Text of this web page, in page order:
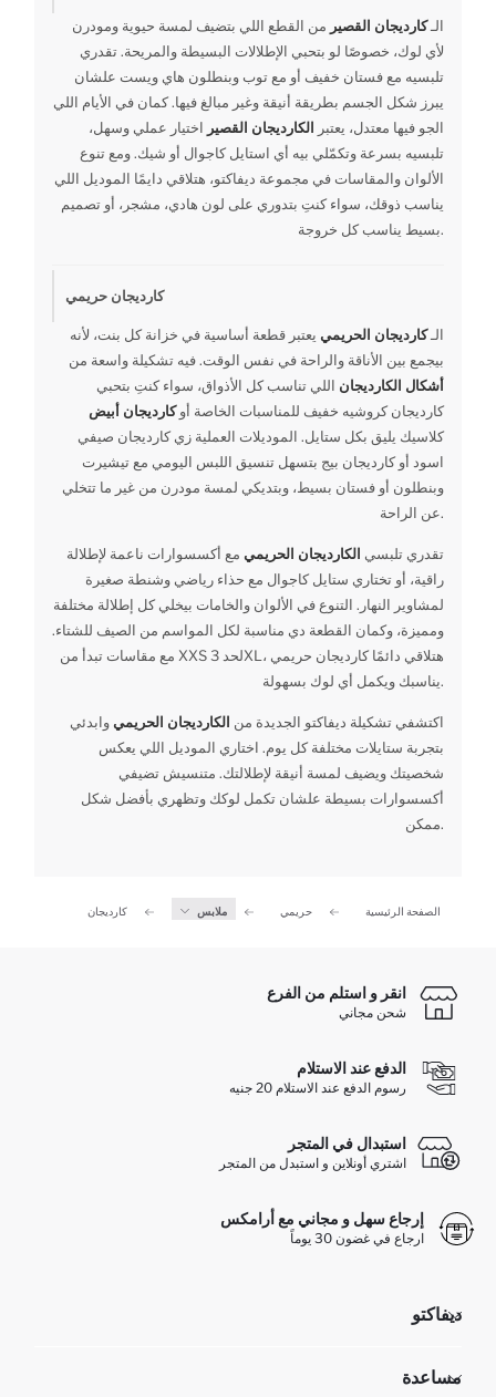
الـكارديجان القصير من القطع اللي بتضيف لمسة حيوية ومودرن
لأي لوك، خصوصًا لو بتحبي الإطلالات البسيطة والمريحة. تقدري
تلبسيه مع فستان خفيف أو مع توب وبنطلون هاي ويست علشان
يبرز شكل الجسم بطريقة أنيقة وغير مبالغ فيها. كمان في الأيام اللي
الجو فيها معتدل، يعتبر الكارديجان القصير اختيار عملي وسهل،
تلبسيه بسرعة وتكمّلي بيه أي استايل كاجوال أو شيك. ومع تنوع
الألوان والمقاسات في مجموعة ديفاكتو، هتلاقي دايمًا الموديل اللي
يناسب ذوقك، سواء كنتِ بتدوري على لون هادي، مشجر، أو تصميم
بسيط يناسب كل خروجة.
كارديجان حريمي
الـكارديجان الحريمي يعتبر قطعة أساسية في خزانة كل بنت، لأنه
بيجمع بين الأناقة والراحة في نفس الوقت. فيه تشكيلة واسعة من
أشكال الكارديجان اللي تناسب كل الأذواق، سواء كنتِ بتحبي
كارديجان كروشيه خفيف للمناسبات الخاصة أوكارديجان أبيض
كلاسيك يليق بكل ستايل. الموديلات العملية زي كارديجان صيفي
اسود أو كارديجان بيج بتسهل تنسيق اللبس اليومي مع تيشيرت
وبنطلون أو فستان بسيط، وبتديكي لمسة مودرن من غير ما تتخلي
عن الراحة.
تقدري تلبسي الكارديجان الحريمي مع أكسسوارات ناعمة لإطلالة
راقية، أو تختاري ستايل كاجوال مع حذاء رياضي وشنطة صغيرة
لمشاوير النهار. التنوع في الألوان والخامات بيخلي كل إطلالة مختلفة
ومميزة، وكمان القطعة دي مناسبة لكل المواسم من الصيف للشتاء.
مع مقاسات تبدأ من XXS لحد 3XL، هتلاقي دائمًا كارديجان حريمي
يناسبك ويكمل أي لوك بسهولة.
اكتشفي تشكيلة ديفاكتو الجديدة من الكارديجان الحريميوابدئي
بتجربة ستايلات مختلفة كل يوم. اختاري الموديل اللي يعكس
شخصيتك ويضيف لمسة أنيقة لإطلالتك. متنسيش تضيفي
أكسسوارات بسيطة علشان تكمل لوكك وتظهري بأفضل شكل
ممكن.
الصفحة الرئيسية حريمي ملابس كارديجان
انقر و استلم من الفرع
شحن مجاني
الدفع عند الاستلام
رسوم الدفع عند الاستلام 20 جنيه
استبدال في المتجر
اشتري أونلاين و استبدل من المتجر
إرجاع سهل و مجاني مع أرامكس
ارجاع في غضون 30 يوماً
ديفاكتو
تعرف علينا
مساعدة